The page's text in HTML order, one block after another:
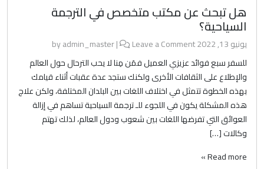
هل تبحث عن مكتب متخصص في الترجمة
السياحية؟
يونيو 13, 2022 admin_master|
Leave a Comment
للسفر سبع فوائد عزيزي العميل فمَن مِنا لا يحب الترحال حول العالم
والإطلاع على الثقافات الأخرى ولكنك ستجد عدة عقبات أثناء قيامك
بهذه الخطوة تتمثل في اختلاف اللغات بين البلدان المختلفة، ولكن علاج
هذه المشكلة يكون في اللجوء للـ ترجمة السياحية تساهم في إزالة
العوائق التي تفرضها اللغات بين شعوب ودول العالم، لذلك تهتم
وكالات […]
Read more »